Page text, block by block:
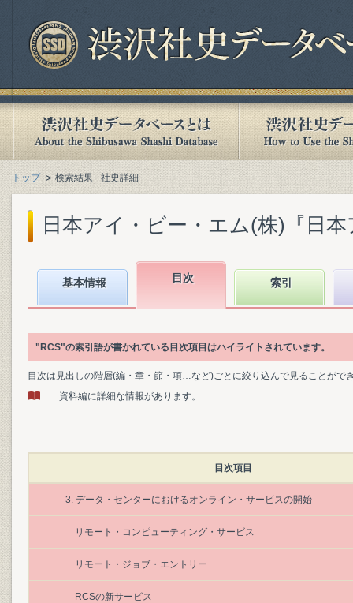
トップ 検索結果 - 社史詳細
日本アイ・ビー・エム(株)『日
基本情報 目次 索引
"RCS"の索引語が書かれている目次項目はハイライトされています。
目次は見出しの階層(編・章・節・項…など)ごとに絞り込んで見ることがで
… 資料編に詳細な情報があります。
目次項目
3. データ・センターにおけるオンライン・サービスの開始
リモート・コンピューティング・サービス
リモート・ジョブ・エントリー
RCSの新サービス